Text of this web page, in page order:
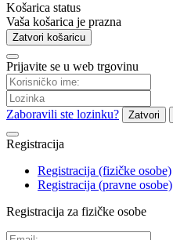
Košarica status
Vaša košarica je prazna
Zatvori košaricu
Prijavite se u web trgovinu
Zaboravili ste lozinku? Zatvori
Registracija
Registracija (fizičke osobe)
Registracija (pravne osobe)
Registracija za fizičke osobe